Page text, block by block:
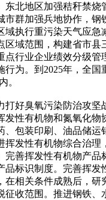
东北地区加强秸秆禁烧
市群加强兵地协作，钢
域执行重污染天气应急
区域范围，构建省市县
点行业企业绩效分级管
行为。到2025年，全国
。
好臭氧污染防治攻坚
发性有机物和氮氧化物
、包装印刷、油品储运
挥发性有机物综合治理
完善挥发性有机物产品
品标识制度。完善挥发
在相关条件成熟后，研
征收范围。推进钢铁、